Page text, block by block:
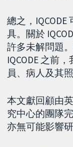
總之，
具。關於
許多未解問題
IQCODE 之前
員、病人及其
本文獻回顧由
究中心的團隊
亦無可能影響